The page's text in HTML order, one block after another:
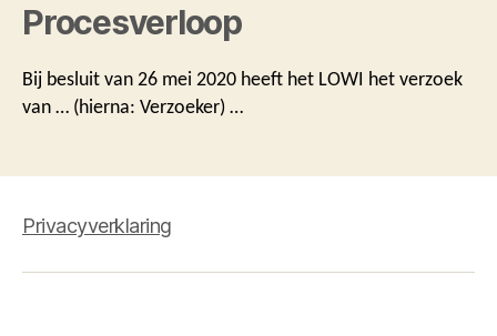
Procesverloop
Bij besluit van 26 mei 2020 heeft het LOWI het verzoek
van … (hierna: Verzoeker) …
Privacyverklaring